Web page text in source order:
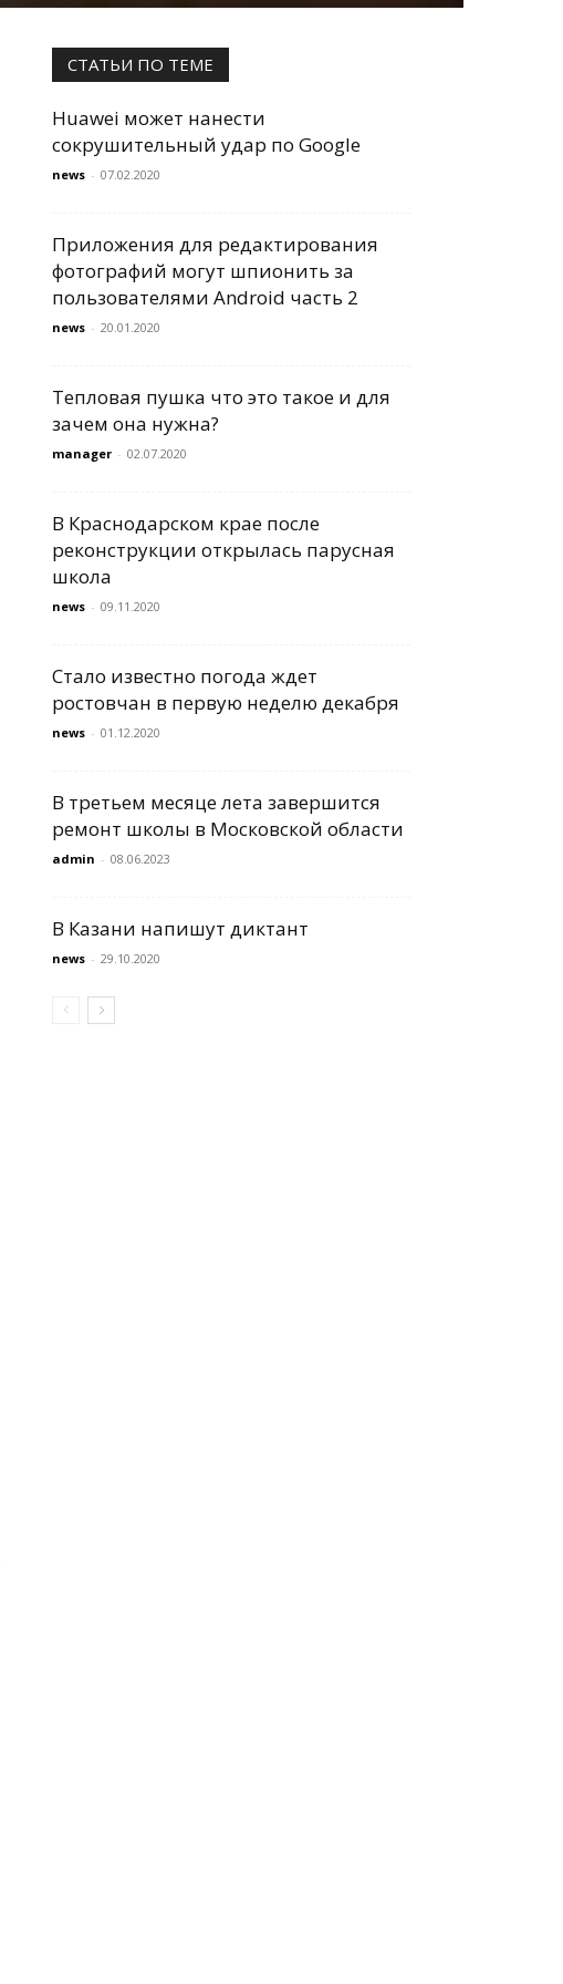
СТАТЬИ ПО ТЕМЕ
Huawei может нанести
сокрушительный удар по Google
news - 07.02.2020
Приложения для редактирования
фотографий могут шпионить за
пользователями Android часть 2
news - 20.01.2020
Тепловая пушка что это такое и для
зачем она нужна?
manager - 02.07.2020
В Краснодарском крае после
реконструкции открылась парусная
школа
news - 09.11.2020
Стало известно погода ждет
ростовчан в первую неделю декабря
news - 01.12.2020
В третьем месяце лета завершится
ремонт школы в Московской области
admin - 08.06.2023
В Казани напишут диктант
news - 29.10.2020